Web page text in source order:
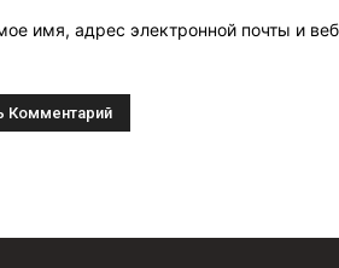
имя, адрес электронной почты и